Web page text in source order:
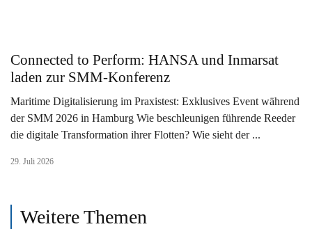
Connected to Perform: HANSA und Inmarsat
laden zur SMM-Konferenz
Maritime Digitalisierung im Praxistest: Exklusives Event während
der SMM 2026 in Hamburg Wie beschleunigen führende Reeder
die digitale Transformation ihrer Flotten? Wie sieht der ...
29. Juli 2026
Weitere Themen